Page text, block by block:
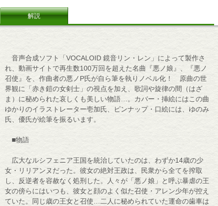
解説
音声合成ソフト「VOCALOID 鏡音リン・レン」によって製作さ
れ、動画サイトで再生数100万回を超えた名曲『悪ノ娘』、『悪ノ
召使』を、作曲者の悪ノP氏が自ら筆を執りノベル化！ 原曲の世
界観に「赤き鎧の女剣士」の視点を加え、歌詞や旋律の間（はざ
ま）に秘められた哀しくも美しい物語…。カバー・挿絵にはこの曲
ゆかりのイラストレーター壱加氏、ピンナップ・口絵には、ゆのみ
氏、優氏が絵筆を振るいます。
■物語
広大なルシフェニア王国を統治していたのは、わずか14歳の少
女・リリアンヌだった。彼女の絶対王政は、民衆から全てを搾取
し、反逆者を容赦なく処刑した。人々が「悪ノ娘」と呼ぶ暴虐の王
女の傍らにはいつも、彼女と顔のよく似た召使・アレン少年が控え
ていた。同じ歳の王女と召使…二人に秘められていた運命の歯車は